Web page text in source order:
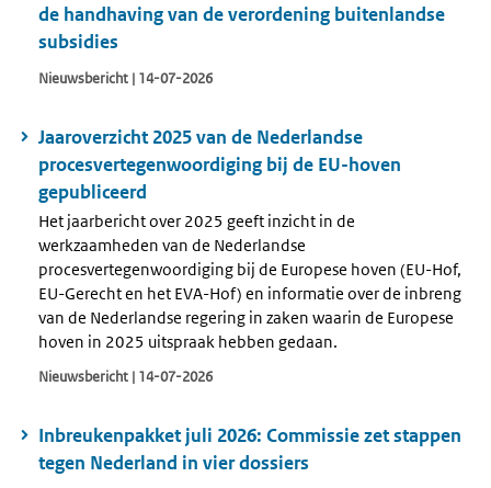
de handhaving van de verordening buitenlandse
subsidies
Nieuwsbericht | 14-07-2026
Jaaroverzicht 2025 van de Nederlandse
procesvertegenwoordiging bij de EU-hoven
gepubliceerd
Het jaarbericht over 2025 geeft inzicht in de
werkzaamheden van de Nederlandse
procesvertegenwoordiging bij de Europese hoven (EU-Hof,
EU-Gerecht en het EVA-Hof) en informatie over de inbreng
van de Nederlandse regering in zaken waarin de Europese
hoven in 2025 uitspraak hebben gedaan.
Nieuwsbericht | 14-07-2026
Inbreukenpakket juli 2026: Commissie zet stappen
tegen Nederland in vier dossiers